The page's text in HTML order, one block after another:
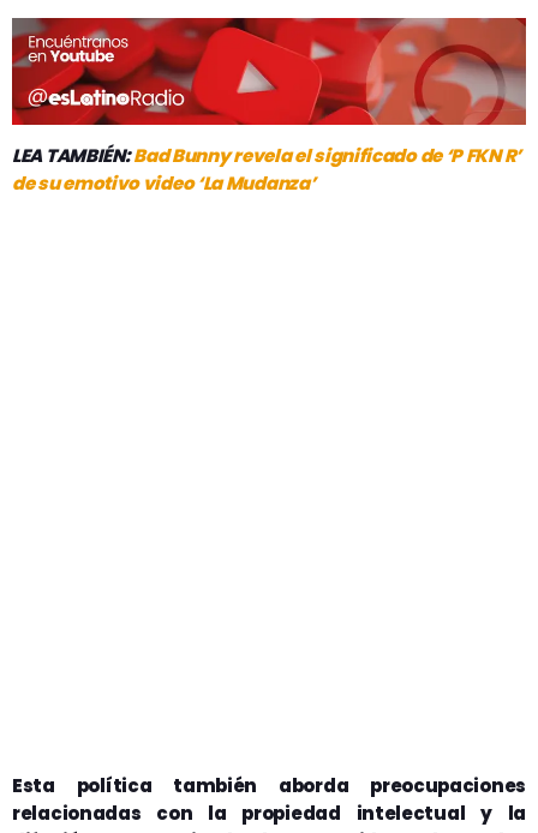
LEA TAMBIÉN:Bad Bunny revela el significado de ‘P FKN R’
de su emotivo video ‘La Mudanza’
Esta política también aborda preocupaciones
relacionadas con la propiedad intelectual y la